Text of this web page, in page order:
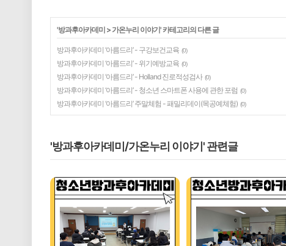
'방과후아카데미 > 가온누리 이야기' 카테고리의 다른 글
방과후아카데미 ‘아름드리’ - 구강보건교육 (0)
방과후아카데미 ‘아름드리’ - 위기예방교육 (0)
방과후아카데미 ‘아름드리’ - Holland 진로적성검사 (0)
방과후아카데미 ‘아름드리’ - 청소년 스마트폰 사용에 관한 포럼 (0)
방과후아카데미 ‘아름드리’ 주말체험 - 패밀리데이(목공예체험) (0)
'방과후아카데미/가온누리 이야기' 관련글